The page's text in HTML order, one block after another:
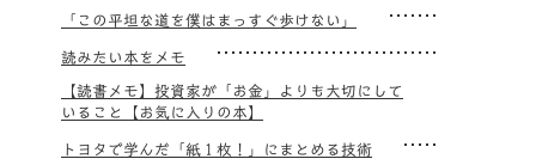
「この平坦な道を僕はまっすぐ歩けない」
読みたい本をメモ
【読書メモ】投資家が「お金」よりも大切にして
いること【お気に入りの本】
トヨタで学んだ「紙１枚！」にまとめる技術